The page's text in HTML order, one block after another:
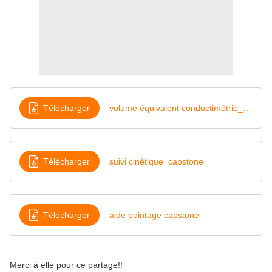
Télécharger
Télécharger suivi cinétique_capstone
Télécharger aide pointage capstone
Merci à elle pour ce partage!!